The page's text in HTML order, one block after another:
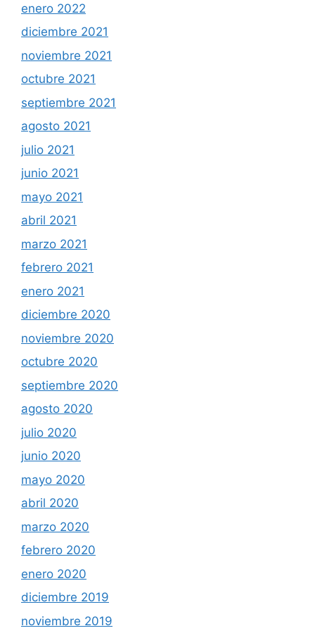
enero 2022
diciembre 2021
noviembre 2021
octubre 2021
septiembre 2021
agosto 2021
julio 2021
junio 2021
mayo 2021
abril 2021
marzo 2021
febrero 2021
enero 2021
diciembre 2020
noviembre 2020
octubre 2020
septiembre 2020
agosto 2020
julio 2020
junio 2020
mayo 2020
abril 2020
marzo 2020
febrero 2020
enero 2020
diciembre 2019
noviembre 2019